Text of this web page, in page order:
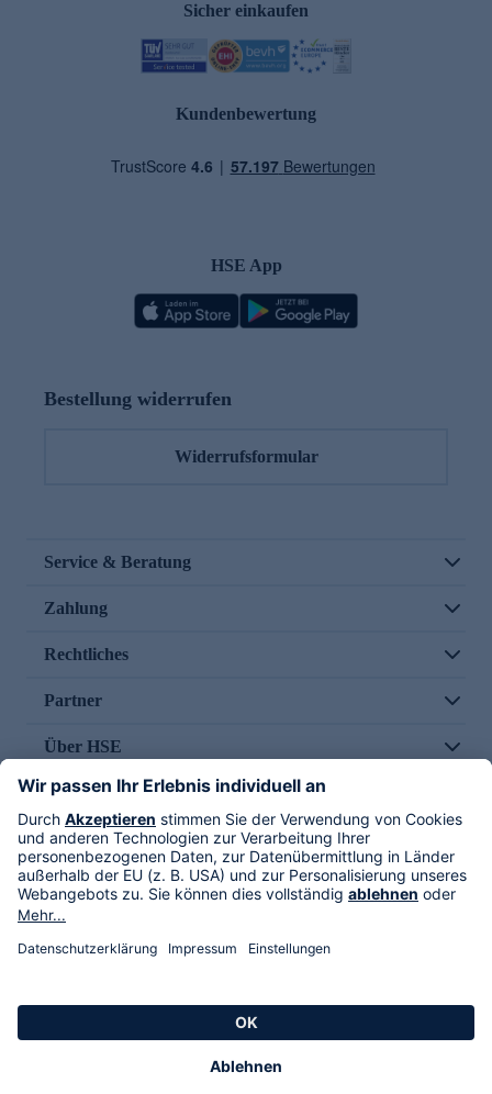
Sicher einkaufen
Kundenbewertung
HSE App
Bestellung widerrufen
Widerrufsformular
Service & Beratung
Zahlung
Rechtliches
Partner
Über HSE
Im TV
HSE International